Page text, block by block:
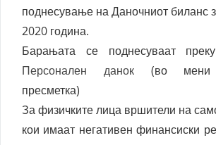
поднесување на Даночниот биланс
2020 година.
Барањата се поднесуваат
Персонален данок(во мени
пресметка)
За физичките лица вршители на
кои имаат негативен финансиски